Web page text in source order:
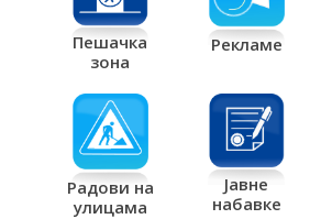
Пешачка
зона
Рекламе
Радови на
улицама
Јавне
набавке